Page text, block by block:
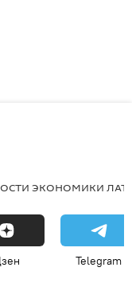
ЭКОНОМИКИ
Telegram